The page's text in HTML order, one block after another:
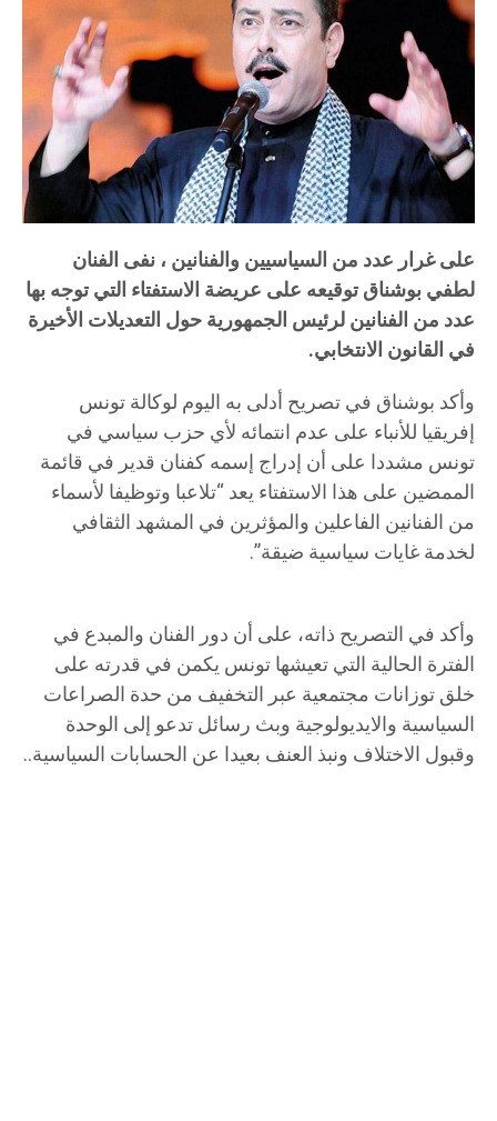
على غرار عدد من السياسيين والفنانين ، نفى الفنان
لطفي بوشناق توقيعه على عريضة الاستفتاء التي توجه بها
عدد من الفنانين لرئيس الجمهورية حول التعديلات الأخيرة
في القانون الانتخابي.
وأكد بوشناق في تصريح أدلى به اليوم لوكالة تونس
إفريقيا للأنباء على عدم انتمائه لأي حزب سياسي في
تونس مشددا على أن إدراج إسمه كفنان قدير في قائمة
الممضين على هذا الاستفتاء يعد “تلاعبا وتوظيفا لأسماء
من الفنانين الفاعلين والمؤثرين في المشهد الثقافي
لخدمة غايات سياسية ضيقة”.
وأكد في التصريح ذاته، على أن دور الفنان والمبدع في
الفترة الحالية التي تعيشها تونس يكمن في قدرته على
خلق توزانات مجتمعية عبر التخفيف من حدة الصراعات
السياسية والايديولوجية وبث رسائل تدعو إلى الوحدة
وقبول الاختلاف ونبذ العنف بعيدا عن الحسابات السياسية..